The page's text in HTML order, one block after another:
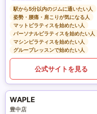
駅から5分以内のジムに通いたい人
姿勢・腰痛・肩こりが気になる人
マットピラティスを始めたい人
パーソナルピラティスを始めたい人
マシンピラティスを始めたい人
グループレッスンで始めたい人
公式サイトを見る
WAPLE
豊中店